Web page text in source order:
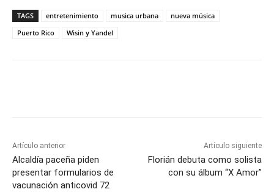
TAGS entretenimiento musica urbana
nueva música
Puerto Rico
Wisin y Yandel
Artículo anterior
Alcaldía paceña piden
presentar formularios de
vacunación anticovid 72
Artículo siguiente
Florián debuta como solista
con su álbum “X Amor”